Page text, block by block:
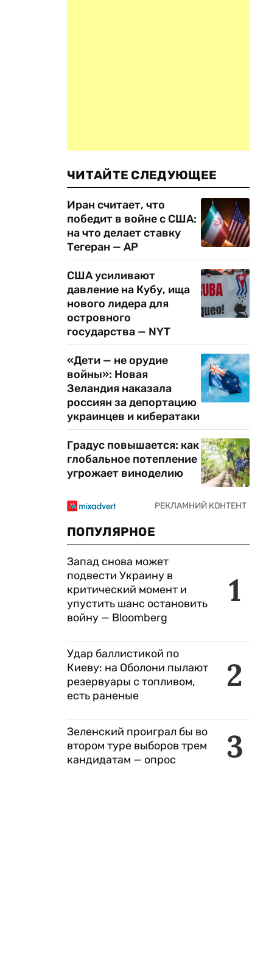
ЧИТАЙТЕ СЛЕДУЮЩЕЕ
Иран считает, что
победит в войне с США:
на что делает ставку
Тегеран — AP
США усиливают
давление на Кубу, ища
нового лидера для
островного
государства — NYT
«Дети — не орудие
войны»: Новая
Зеландия наказала
россиян за депортацию
украинцев и кибератаки
Градус повышается: как
глобальное потепление
угрожает виноделию
ПОПУЛЯРНОЕ
1
Запад снова может
подвести Украину в
критический момент и
упустить шанс остановить
войну — Bloomberg
2
Удар баллистикой по
Киеву: на Оболони пылают
резервуары с топливом,
есть раненые
3
Зеленский проиграл бы во
втором туре выборов трем
кандидатам — опрос